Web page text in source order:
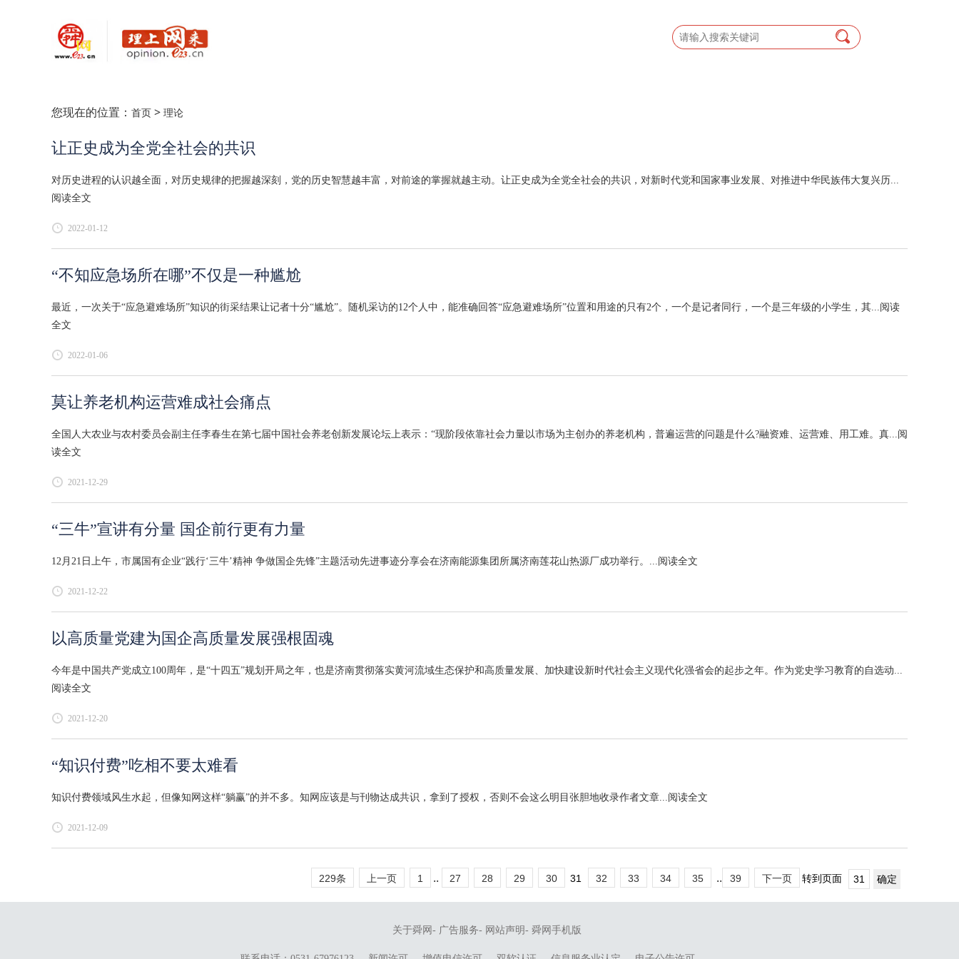
您现在的位置： 首页 > 理论
让正史成为全党全社会的共识
对历史进程的认识越全面，对历史规律的把握越深刻，党的历史智慧越丰富，对前途的掌握就越主动。让正史成为全党全社会的共识，对新时代党和国家事业发展、对推进中华民族伟大复兴历...
阅读全文
2022-01-12
“不知应急场所在哪”不仅是一种尴尬
最近，一次关于“应急避难场所”知识的街采结果让记者十分“尴尬”。随机采访的12个人中，能准确回答“应急避难场所”位置和用途的只有2个，一个是记者同行，一个是三年级的小学生，其... 阅读
全文
2022-01-06
莫让养老机构运营难成社会痛点
全国人大农业与农村委员会副主任李春生在第七届中国社会养老创新发展论坛上表示：“现阶段依靠社会力量以市场为主创办的养老机构，普遍运营的问题是什么?融资难、运营难、用工难。真... 阅
读全文
2021-12-29
“三牛”宣讲有分量 国企前行更有力量
12月21日上午，市属国有企业“践行‘三牛’精神 争做国企先锋”主题活动先进事迹分享会在济南能源集团所属济南莲花山热源厂成功举行。... 阅读全文
2021-12-22
以高质量党建为国企高质量发展强根固魂
今年是中国共产党成立100周年，是“十四五”规划开局之年，也是济南贯彻落实黄河流域生态保护和高质量发展、加快建设新时代社会主义现代化强省会的起步之年。作为党史学习教育的自选动...
阅读全文
2021-12-20
“知识付费”吃相不要太难看
知识付费领域风生水起，但像知网这样“躺赢”的并不多。知网应该是与刊物达成共识，拿到了授权，否则不会这么明目张胆地收录作者文章... 阅读全文
2021-12-09
229条 上一页 1 .. 27 28 29 30 31 32 33 34 35 .. 39 下一页 转到页面
关于舜网 - 广告服务- 网站声明- 舜网手机版